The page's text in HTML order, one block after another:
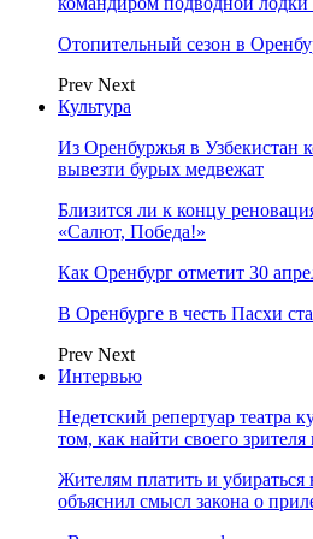
Отопительный сезон в
Prev Next
Культура
Из Оренбуржья в Узбекистан
вывезти бурых медвежат
Близится ли к концу
«Салют, Победа!»
Как Оренбург отметит 30
В Оренбурге в честь Пасхи
Prev Next
Интервью
Недетский репертуар
том, как найти своего
Жителям платить и
объяснил смысл закона о